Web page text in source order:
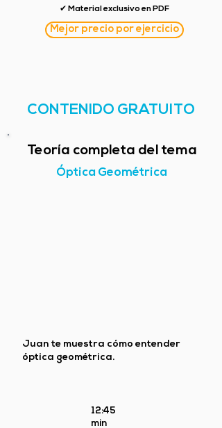
✔ Material exclusivo en PDF
Mejor precio por ejercicio
CONTENIDO GRATUITO
Teoría completa del tema
Óptica Geométrica
Juan te muestra cómo entender
óptica geométrica.
12:45
min